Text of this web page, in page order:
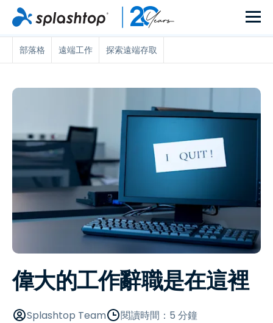
部落格 遠端工作 探索遠端存取
偉大的工作辭職是在這裡
Splashtop Team
閱讀時間：5 分鐘